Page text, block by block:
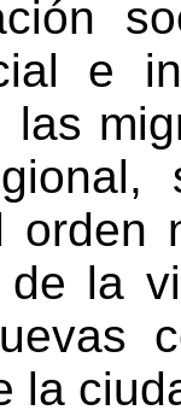
e
las
orden
la
la